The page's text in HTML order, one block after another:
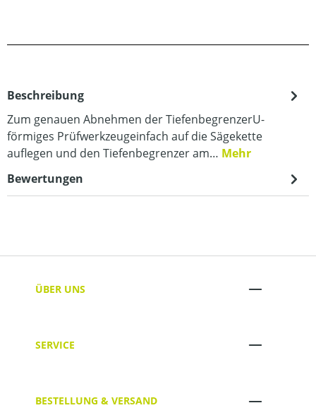
Beschreibung
Zum genauen Abnehmen der TiefenbegrenzerU-
förmiges Prüfwerkzeugeinfach auf die Sägekette
auflegen und den Tiefenbegrenzer am… Mehr
Bewertungen
ÜBER UNS
SERVICE
BESTELLUNG & VERSAND